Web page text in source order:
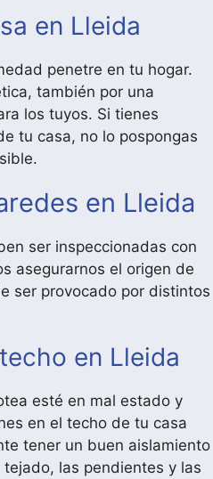
en Lleida
penetre en tu hogar.
también por una
los tuyos. Si tienes
tu casa, no lo pospongas
en Lleida
ser inspeccionadas con
asegurarnos el origen de
ser provocado por distintos
en Lleida
esté en mal estado y
en el techo de tu casa
tener un buen aislamiento
las pendientes y las